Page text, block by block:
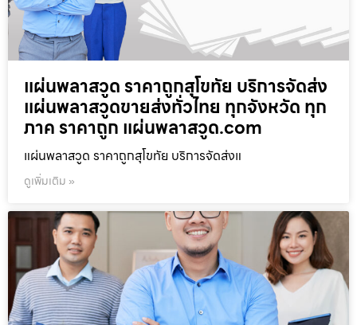
แผ่นพลาสวูด ราคาถูกสุโขทัย บริการจัดส่ง
แผ่นพลาสวูดขายส่งทั่วไทย ทุกจังหวัด ทุก
ภาค ราคาถูก แผ่นพลาสวูด.com
แผ่นพลาสวูด ราคาถูกสุโขทัย บริการจัดส่งแ
ดูเพิ่มเติม »